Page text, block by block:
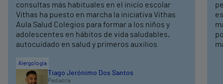
consultas más habituales en el inicio escolar
Vithas ha puesto en marcha la iniciativa Vithas
Aula Salud Colegios para formar a los niños y
adolescentes en hábitos de vida saludables,
autocuidado en salud y primeros auxilios
Alergología
Tiago Jerónimo Dos Santos
Pediatría